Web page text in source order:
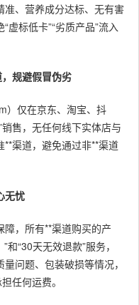
、营养成分达标、无有害
标低卡”“劣质产品”流入
，规避假冒伪劣
）仅在京东、淘宝、抖
售，无任何线下实体店与
渠道，避免通过非**渠道
无忧
，所有**渠道购买的产
“30天无效退款”服务，
问题、包装破损等情况，
任何运费。